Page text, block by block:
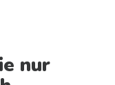
nur